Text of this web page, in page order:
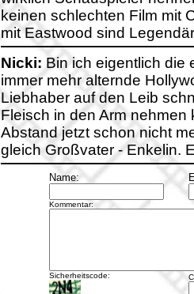
keinen schlechten Film mit
mit Eastwood sind
Nicki: Bin ich eigentlich die
immer mehr alternde
Liebhaber auf den Leib
Fleisch in den Arm
Abstand jetzt schon nicht
gleich Großvater - Enkelin.
Name:
Kommentar:
Sicherheitscode: